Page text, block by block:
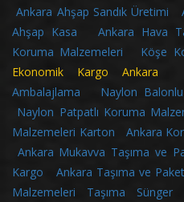
Ankara Ahşap Sandık Üretimi
Ahşap Kasa
Ankara Hava
Koruma Malzemeleri
Köşe
Ekonomik Kargo
Ambalajlama
Naylon
Naylon Patpatlı Koruma
Malzemeleri Karton
Ankara
Ankara Mukavva Taşıma ve
Kargo
Ankara Taşıma ve
Malzemeleri
Taşıma Sünger